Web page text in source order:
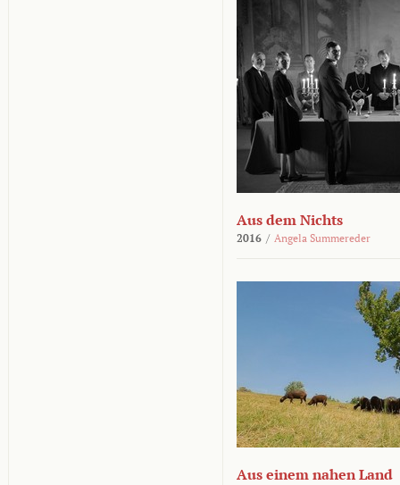
Aus dem Nichts
2016 / Angela Summereder
Aus einem nahen Land